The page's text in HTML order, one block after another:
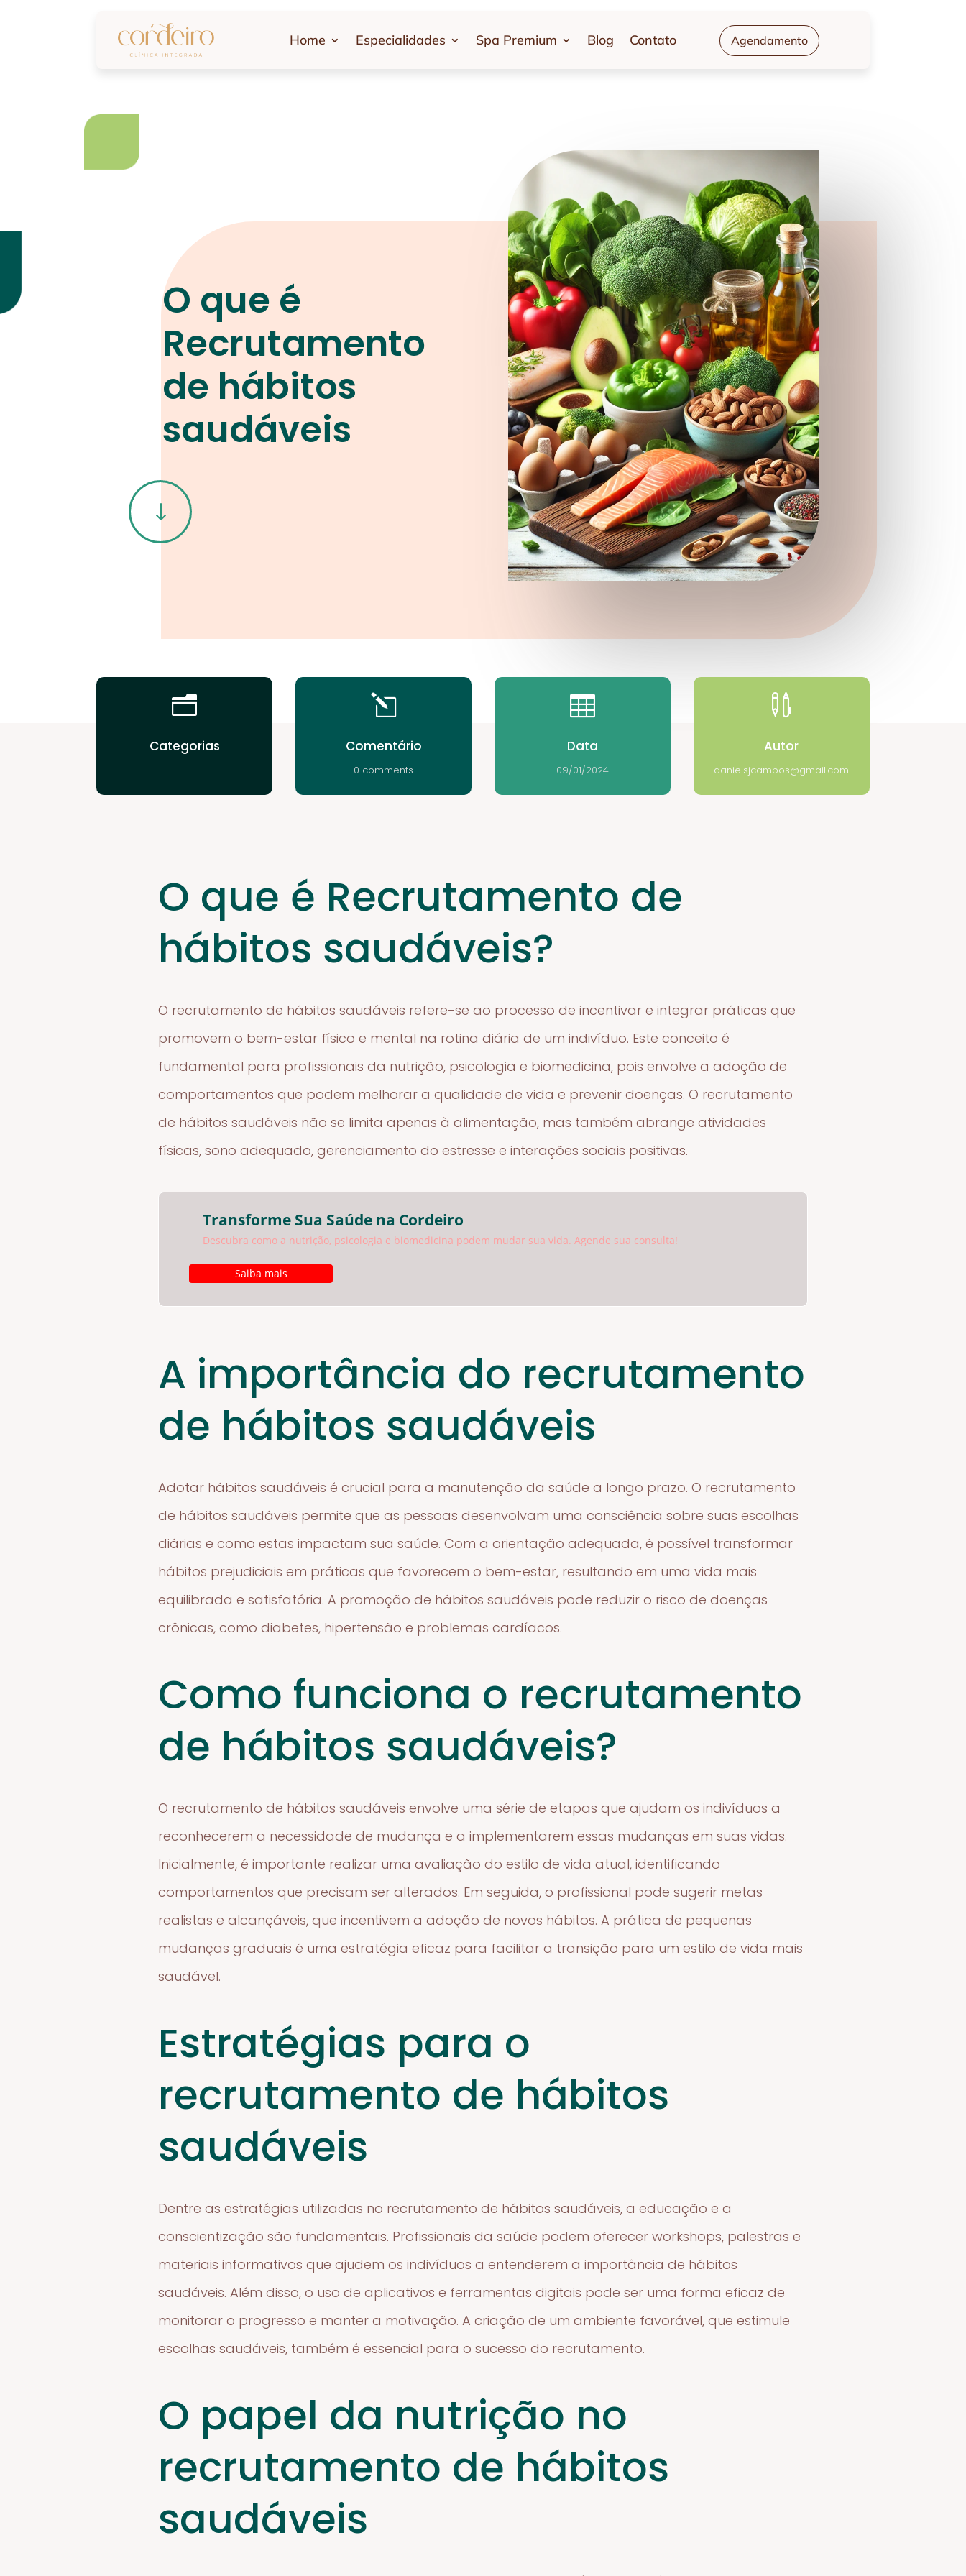
Home Especialidades Spa Premium Blog Contato Agendamento
O que é
Recrutamento
de hábitos
saudáveis
"
n
Categorias
l
Comentário
0 comments

Data
09/01/2024

Autor
danielsjcampos@gmail.com
O que é Recrutamento de
hábitos saudáveis?
O recrutamento de hábitos saudáveis refere-se ao processo de incentivar e integrar práticas que
promovem o bem-estar físico e mental na rotina diária de um indivíduo. Este conceito é
fundamental para profissionais da nutrição, psicologia e biomedicina, pois envolve a adoção de
comportamentos que podem melhorar a qualidade de vida e prevenir doenças. O recrutamento
de hábitos saudáveis não se limita apenas à alimentação, mas também abrange atividades
físicas, sono adequado, gerenciamento do estresse e interações sociais positivas.
Transforme Sua Saúde na Cordeiro
Descubra como a nutrição, psicologia e biomedicina podem mudar sua vida. Agende sua consulta!
Saiba mais
A importância do recrutamento
de hábitos saudáveis
Adotar hábitos saudáveis é crucial para a manutenção da saúde a longo prazo. O recrutamento
de hábitos saudáveis permite que as pessoas desenvolvam uma consciência sobre suas escolhas
diárias e como estas impactam sua saúde. Com a orientação adequada, é possível transformar
hábitos prejudiciais em práticas que favorecem o bem-estar, resultando em uma vida mais
equilibrada e satisfatória. A promoção de hábitos saudáveis pode reduzir o risco de doenças
crônicas, como diabetes, hipertensão e problemas cardíacos.
Como funciona o recrutamento
de hábitos saudáveis?
O recrutamento de hábitos saudáveis envolve uma série de etapas que ajudam os indivíduos a
reconhecerem a necessidade de mudança e a implementarem essas mudanças em suas vidas.
Inicialmente, é importante realizar uma avaliação do estilo de vida atual, identificando
comportamentos que precisam ser alterados. Em seguida, o profissional pode sugerir metas
realistas e alcançáveis, que incentivem a adoção de novos hábitos. A prática de pequenas
mudanças graduais é uma estratégia eficaz para facilitar a transição para um estilo de vida mais
saudável.
Estratégias para o
recrutamento de hábitos
saudáveis
Dentre as estratégias utilizadas no recrutamento de hábitos saudáveis, a educação e a
conscientização são fundamentais. Profissionais da saúde podem oferecer workshops, palestras e
materiais informativos que ajudem os indivíduos a entenderem a importância de hábitos
saudáveis. Além disso, o uso de aplicativos e ferramentas digitais pode ser uma forma eficaz de
monitorar o progresso e manter a motivação. A criação de um ambiente favorável, que estimule
escolhas saudáveis, também é essencial para o sucesso do recrutamento.
O papel da nutrição no
recrutamento de hábitos
saudáveis